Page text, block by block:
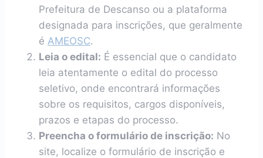
Prefeitura de Descanso ou a plataforma
designada para inscrições, que geralmente
é AMEOSC.
Leia o edital: É essencial que o candidato
leia atentamente o edital do processo
seletivo, onde encontrará informações
sobre os requisitos, cargos disponíveis,
prazos e etapas do processo.
Preencha o formulário de inscrição: No
site, localize o formulário de inscrição e